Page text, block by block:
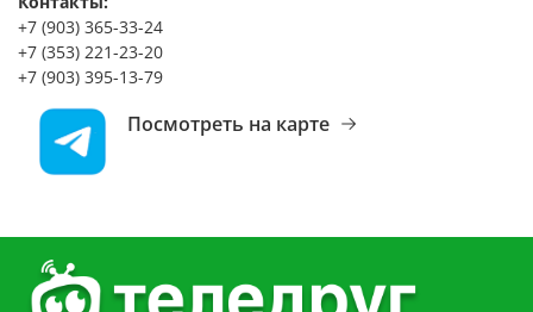
+7 (903) 365-33-24
+7 (353) 221-23-20
+7 (903) 395-13-79
Посмотреть на карте